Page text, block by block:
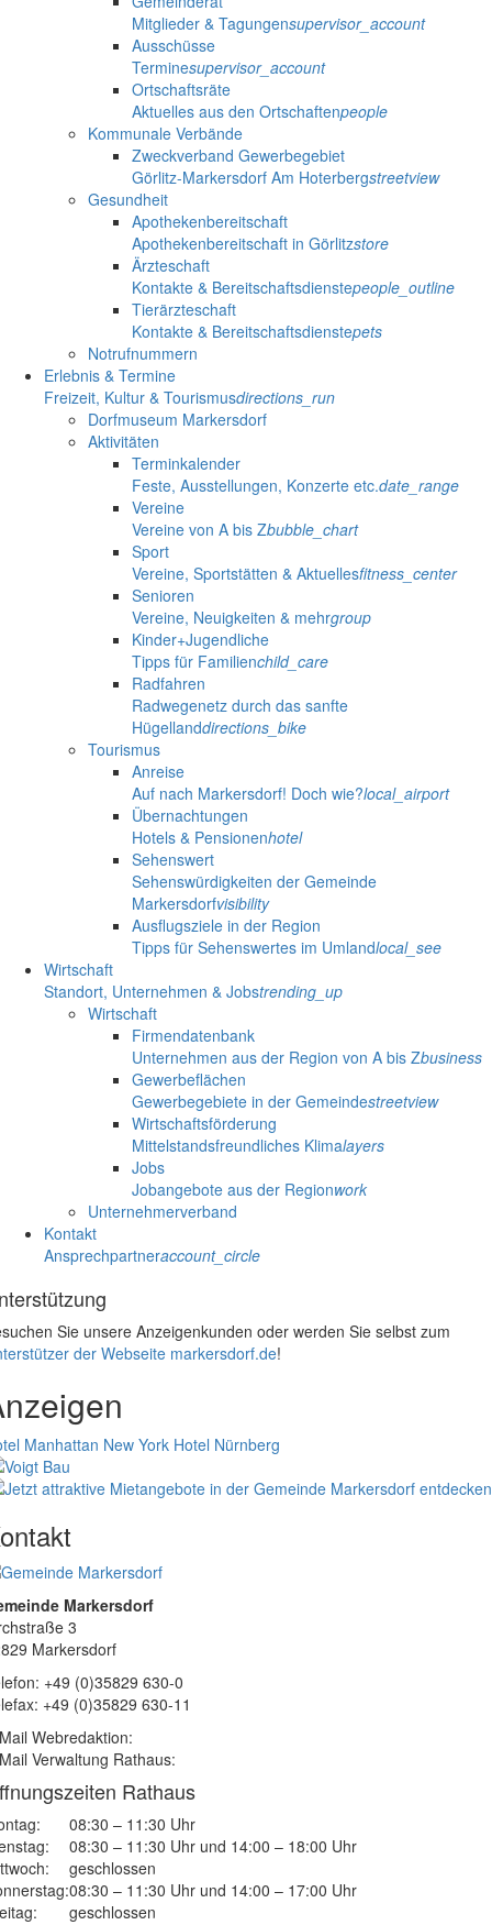
Mitglieder & Tagungensupervisor_account
Ausschüsse
Terminesupervisor_account
Ortschaftsräte
Aktuelles aus den Ortschaftenpeople
Kommunale Verbände
Zweckverband Gewerbegebiet
Görlitz-Markersdorf Am Hoterbergstreetview
Gesundheit
Apothekenbereitschaft
Apothekenbereitschaft in Görlitzstore
Ärzteschaft
Kontakte & Bereitschaftsdienstepeople_outline
Tierärzteschaft
Kontakte & Bereitschaftsdienstepets
Notrufnummern
Erlebnis & Termine
Freizeit, Kultur & Tourismusdirections_run
Dorfmuseum Markersdorf
Aktivitäten
Terminkalender
Feste, Ausstellungen, Konzerte etc.date_range
Vereine
Vereine von A bis Zbubble_chart
Sport
Vereine, Sportstätten & Aktuellesfitness_center
Senioren
Vereine, Neuigkeiten & mehrgroup
Kinder+Jugendliche
Tipps für Familienchild_care
Radfahren
Radwegenetz durch das sanfte
Hügellanddirections_bike
Tourismus
Anreise
Auf nach Markersdorf! Doch wie?local_airport
Übernachtungen
Hotels & Pensionenhotel
Sehenswert
Sehenswürdigkeiten der Gemeinde
Markersdorfvisibility
Ausflugsziele in der Region
Tipps für Sehenswertes im Umlandlocal_see
Wirtschaft
Standort, Unternehmen & Jobstrending_up
Wirtschaft
Firmendatenbank
Unternehmen aus der Region von A bis Zbusiness
Gewerbeflächen
Gewerbegebiete in der Gemeindestreetview
Wirtschaftsförderung
Mittelstandsfreundliches Klimalayers
Jobs
Jobangebote aus der Regionwork
Unternehmerverband
Kontakt
Ansprechpartneraccount_circle
Sie unsere Anzeigenkunden oder werden Sie selbst zum
der Webseite markersdorf.de!
Manhattan New York Hotel Nürnberg
Markersdorf
3
Markersdorf
+49 (0)35829 630-0
+49 (0)35829 630-11
Webredaktion:
Verwaltung Rathaus:
Rathaus
08:30 – 11:30 Uhr
08:30 – 11:30 Uhr und 14:00 – 18:00 Uhr
geschlossen
08:30 – 11:30 Uhr und 14:00 – 17:00 Uhr
geschlossen